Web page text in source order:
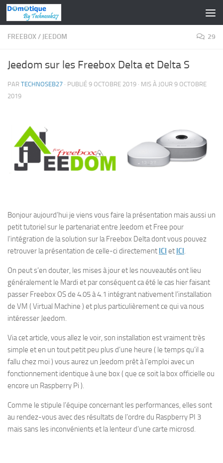
Skip to content
FREEBOX/ JEEDOM 29
Jeedom sur les Freebox Delta et Delta S
PAR TECHNOSEB27 · PUBLIÉ 9 OCTOBRE 2019 · MIS À JOUR 9 OCTOBRE
2019
Bonjour aujourd’hui je viens vous faire la présentation mais aussi un
petit tutoriel sur le partenariat entre Jeedom et Free pour
l’intégration de la solution sur la Freebox Delta dont vous pouvez
retrouver la présentation de celle-ci directement ICI et ICI.
On peut s’en douter, les mises à jour et les nouveautés ont lieu
généralement le Mardi et par conséquent ca été le cas hier faisant
passer Freebox OS de 4.05 à 4.1 intégrant nativement l’installation
de VM ( Virtual Machine ) et plus particulièrement ce qui va nous
intéresser Jeedom.
Via cet article, vous allez le voir, son installation est vraiment très
simple et en un tout petit peu plus d’une heure ( le temps qu’il a
fallu chez moi ) vous aurez un Jeedom prêt à l’emploi avec un
fonctionnement identique à une box ( que ce soit la box officielle ou
encore un Raspberry Pi ).
Comme le stipule l’équipe concernant les performances, elles sont
au rendez-vous avec des résultats de l’ordre du Raspberry PI 3
mais sans les inconvénients et la lenteur d’une carte microsd.